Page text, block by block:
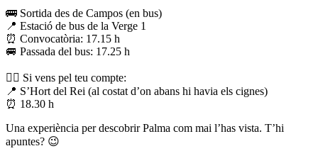
🚌 Sortida des de Campos (en bus)
📍 Estació de bus de la Verge 1
⏰ Convocatòria: 17.15 h
🚐 Passada del bus: 17.25 h
🚶‍♂️ Si vens pel teu compte:
📍 S’Hort del Rei (al costat d’on abans hi havia els cignes)
⏰ 18.30 h
Una experiència per descobrir Palma com mai l’has vista. T’hi
apuntes? 😉